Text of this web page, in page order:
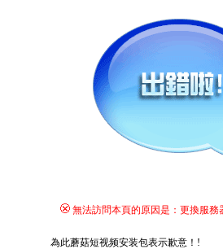
無法訪問本頁的原因是：更換服務
為此蘑菇短视频安装包表示歉意！ !